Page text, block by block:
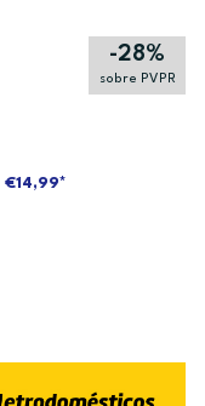
-28%
sobre PVPR
€14,99*